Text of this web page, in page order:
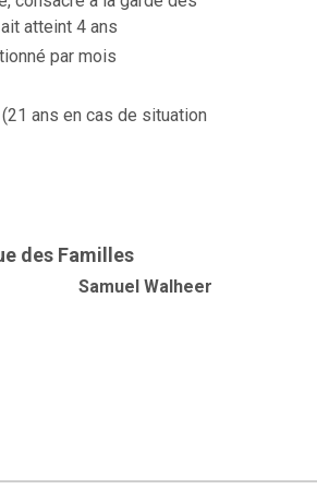
atteint 4 ans
par mois
ans en cas de situation
des Familles
Samuel Walheer